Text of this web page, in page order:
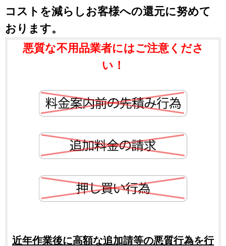
コストを減らしお客様への還元に努めて
おります。
悪質な不用品業者にはご注意くださ
い！
近年作業後に高額な追加請等の悪質行為を行